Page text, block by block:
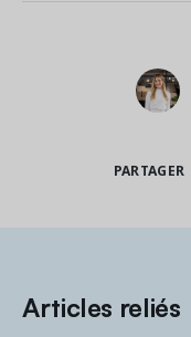
PARTAGER
Articles reliés